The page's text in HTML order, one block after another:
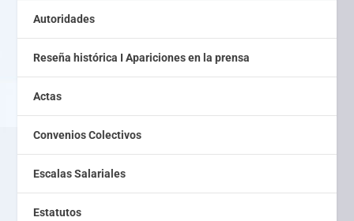
Autoridades
Reseña histórica I Apariciones en la prensa
Actas
Convenios Colectivos
Escalas Salariales
Estatutos